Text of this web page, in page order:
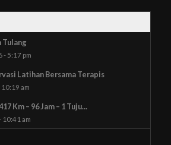
Tulang
- 5:17 pm
Latihan Bersama Terapis
am
Km – 96 Jam – 1 Tuju...
10:41 am